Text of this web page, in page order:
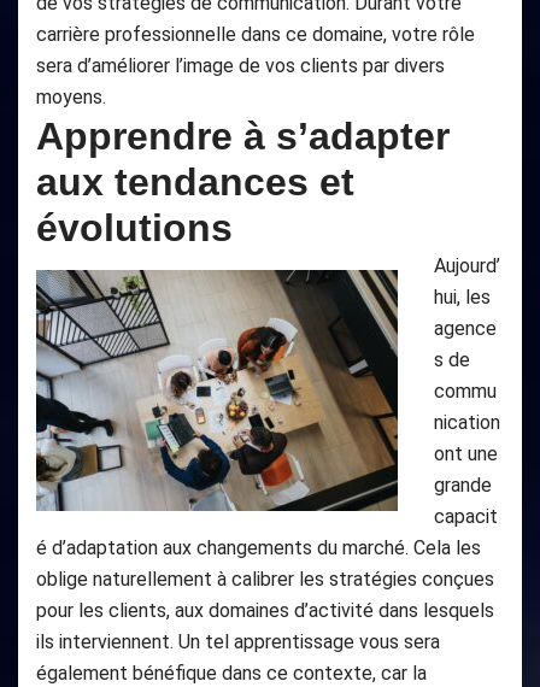
carrière professionnelle dans ce domaine, votre rôle
sera d’améliorer l’image de vos clients par divers
moyens.
Apprendre à s’adapter
aux tendances et
évolutions
Aujourd’
hui, les
agence
s de
commu
nication
ont une
grande
capacit
é d’adaptation aux changements du marché. Cela les
oblige naturellement à calibrer les stratégies conçues
pour les clients, aux domaines d’activité dans lesquels
ils interviennent. Un tel apprentissage vous sera
également bénéfique dans ce contexte, car la